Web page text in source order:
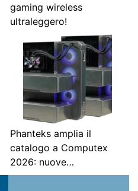
gaming wireless
ultraleggero!
Phanteks amplia il
catalogo a Computex
2026: nuove…